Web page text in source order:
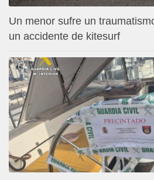
Un menor sufre un
un accidente de kitesurf